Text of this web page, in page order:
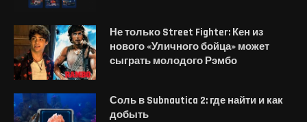
Не только Street Fighter: Кен из
нового «Уличного бойца» может
сыграть молодого Рэмбо
Соль в Subnautica 2: где найти и как
добыть